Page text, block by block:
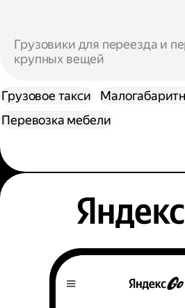
Грузовики для переезда и
крупных вещей
Грузовое такси
Перевозка мебели